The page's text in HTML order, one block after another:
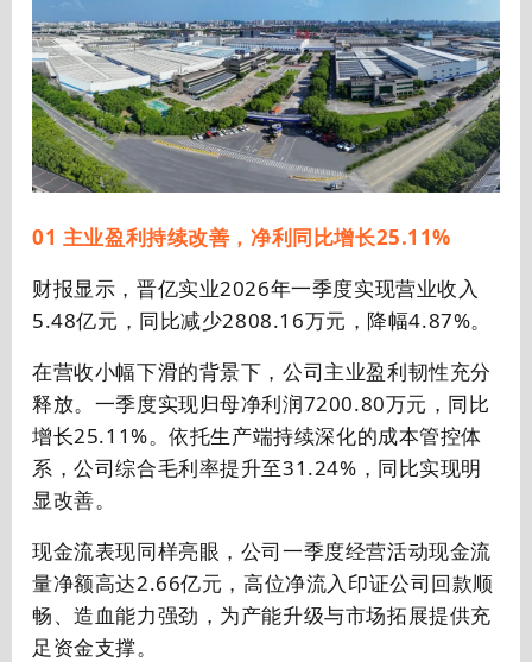
01 主业盈利持续改善，净利同比增长25.11%
财报显示，晋亿实业2026年一季度实现营业收入
5.48亿元，同比减少2808.16万元，降幅4.87%。
在营收小幅下滑的背景下，公司主业盈利韧性充分
释放。一季度实现归母净利润7200.80万元，同比
增长25.11%。依托生产端持续深化的成本管控体
系，公司综合毛利率提升至31.24%，同比实现明
显改善。
现金流表现同样亮眼，公司一季度经营活动现金流
量净额高达2.66亿元，高位净流入印证公司回款顺
畅、造血能力强劲，为产能升级与市场拓展提供充
足资金支撑。